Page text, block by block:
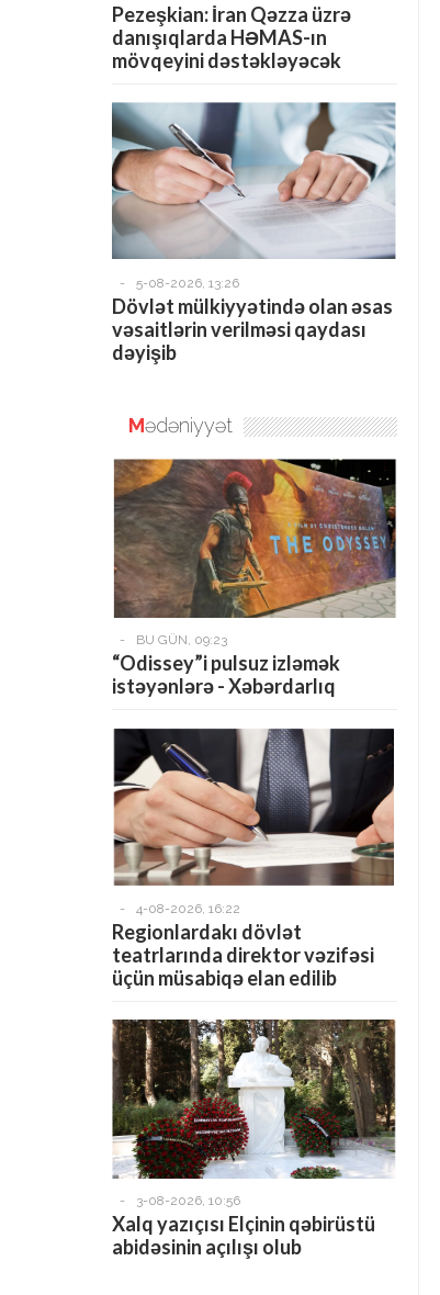
Pezeşkian: İran Qəzza üzrə
danışıqlarda HƏMAS-ın
mövqeyini dəstəkləyəcək
- 5-08-2026, 13:26
Dövlət mülkiyyətində olan əsas
vəsaitlərin verilməsi qaydası
dəyişib
Mədəniyyət
- BU GÜN, 09:23
“Odissey”i pulsuz izləmək
istəyənlərə - Xəbərdarlıq
- 4-08-2026, 16:22
Regionlardakı dövlət
teatrlarında direktor vəzifəsi
üçün müsabiqə elan edilib
- 3-08-2026, 10:56
Xalq yazıçısı Elçinin qəbirüstü
abidəsinin açılışı olub